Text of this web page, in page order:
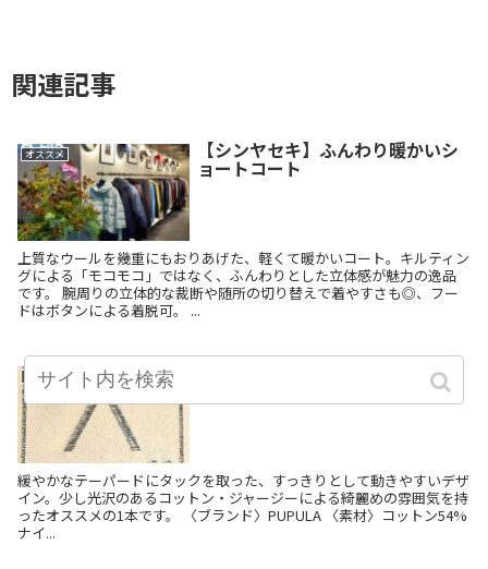
関連記事
オススメ 【シンヤセキ】ふんわり暖かいシ
ョートコート
上質なウールを幾重にもおりあげた、軽くて暖かいコート。キルティン
グによる「モコモコ」ではなく、ふんわりとした立体感が魅力の逸品
です。 腕周りの立体的な裁断や随所の切り替えで着やすさも◎、フー
ドはボタンによる着脱可。 ...
オススメ すっきり&リラックスのテーパー
緩やかなテーパードにタックを取った、すっきりとして動きやすいデザ
イン。少し光沢のあるコットン・ジャージーによる綺麗めの雰囲気を持
ったオススメの1本です。 〈ブランド〉PUPULA 〈素材〉コットン54%
ナイ...